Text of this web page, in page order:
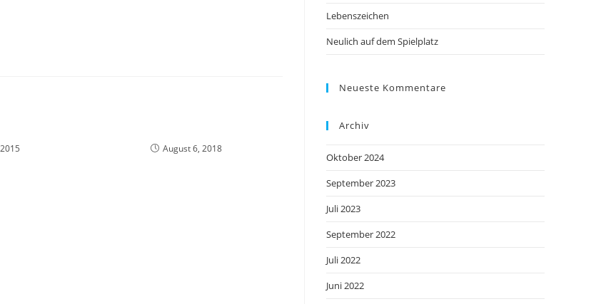
August 6, 2018
Lebenszeichen
Neulich auf dem Spielplatz
Neueste Kommentare
Archiv
Oktober 2024
September 2023
Juli 2023
September 2022
Juli 2022
Juni 2022